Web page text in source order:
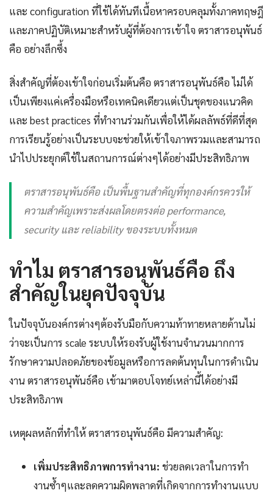
และ configuration ที่ใช้ได้ทันทีเนื้อหาครอบคลุมทั้งภาคทฤษฎี
และภาคปฏิบัติเหมาะสำหรับผู้ที่ต้องการเข้าใจ ตราสารอนุพันธ์
คือ อย่างลึกซึ้ง
สิ่งสำคัญที่ต้องเข้าใจก่อนเริ่มต้นคือ ตราสารอนุพันธ์คือ ไม่ได้
เป็นเพียงแค่เครื่องมือหรือเทคนิคเดียวแต่เป็นชุดของแนวคิด
และ best practices ที่ทำงานร่วมกันเพื่อให้ได้ผลลัพธ์ที่ดีที่สุด
การเรียนรู้อย่างเป็นระบบจะช่วยให้เข้าใจภาพรวมและสามารถ
นำไปประยุกต์ใช้ในสถานการณ์ต่างๆได้อย่างมีประสิทธิภาพ
ตราสารอนุพันธ์คือ เป็นพื้นฐานสำคัญที่ทุกองค์กรควรให้
ความสำคัญเพราะส่งผลโดยตรงต่อ performance,
security และ reliability ของระบบทั้งหมด
ทำไม ตราสารอนุพันธ์คือ ถึง
สำคัญในยุคปัจจุบัน
ในปัจจุบันองค์กรต่างๆต้องรับมือกับความท้าทายหลายด้านไม่
ว่าจะเป็นการ scale ระบบให้รองรับผู้ใช้งานจำนวนมากการ
รักษาความปลอดภัยของข้อมูลหรือการลดต้นทุนในการดำเนิน
งาน ตราสารอนุพันธ์คือ เข้ามาตอบโจทย์เหล่านี้ได้อย่างมี
ประสิทธิภาพ
เหตุผลหลักที่ทำให้ ตราสารอนุพันธ์คือ มีความสำคัญ:
เพิ่มประสิทธิภาพการทำงาน: ช่วยลดเวลาในการทำ
งานซ้ำๆและลดความผิดพลาดที่เกิดจากการทำงานแบบ